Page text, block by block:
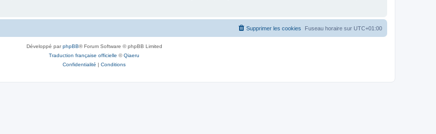
Fuseau horaire sur UTC+01:00
Supprimer les cookies
Développé parphpBB® Forum Software © phpBB Limited
Traduction française officielle ©Qiaeru
Confidentialité | Conditions